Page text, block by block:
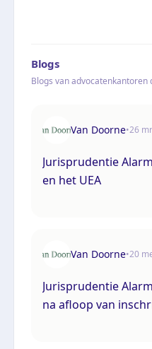
Blogs
Blogs van
Van Doorne•26
Jurisprudentie
en het UEA
Van Doorne•20
Jurisprudentie
na afloop van